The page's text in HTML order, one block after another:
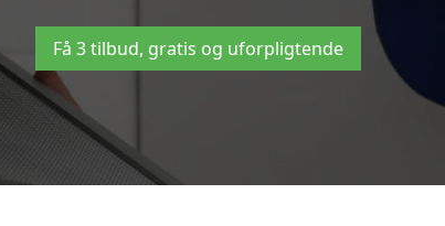
Få 3 tilbud, gratis og uforpligtende